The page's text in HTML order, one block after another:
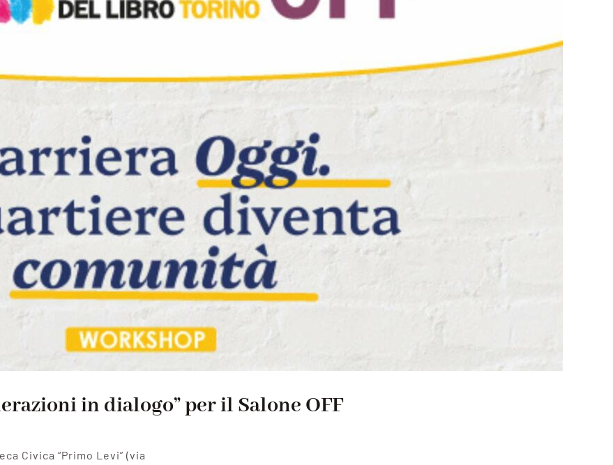
in dialogo” per il Salone OFF
Civica “Primo Levi” (via